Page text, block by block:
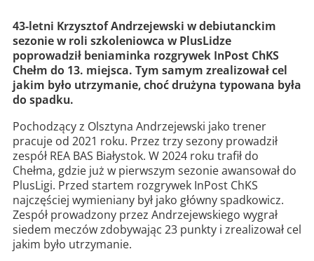
43-letni Krzysztof Andrzejewski w debiutanckim
sezonie w roli szkoleniowca w PlusLidze
poprowadził beniaminka rozgrywek InPost ChKS
Chełm do 13. miejsca. Tym samym zrealizował cel
jakim było utrzymanie, choć drużyna typowana była
do spadku.
Pochodzący z Olsztyna Andrzejewski jako trener
pracuje od 2021 roku. Przez trzy sezony prowadził
zespół REA BAS Białystok. W 2024 roku trafił do
Chełma, gdzie już w pierwszym sezonie awansował do
PlusLigi. Przed startem rozgrywek InPost ChKS
najczęściej wymieniany był jako główny spadkowicz.
Zespół prowadzony przez Andrzejewskiego wygrał
siedem meczów zdobywając 23 punkty i zrealizował cel
jakim było utrzymanie.